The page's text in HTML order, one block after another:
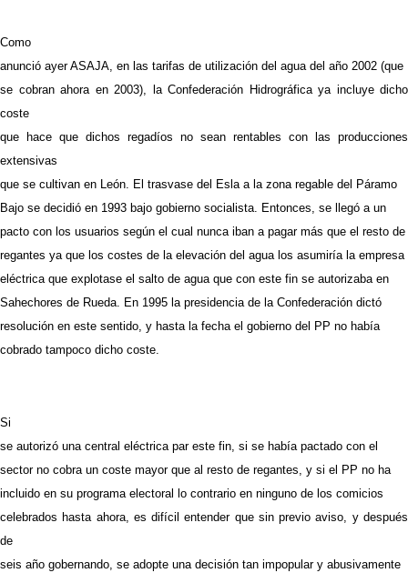
Como
anunció ayer ASAJA, en las tarifas de utilización del agua del año 2002 (que
se cobran ahora en 2003), la Confederación Hidrográfica ya incluye dicho
coste
que hace que dichos regadíos no sean rentables con las producciones
extensivas
que se cultivan en León. El trasvase del Esla a la zona regable del Páramo
Bajo se decidió en 1993 bajo gobierno socialista. Entonces, se llegó a un
pacto con los usuarios según el cual nunca iban a pagar más que el resto de
regantes ya que los costes de la elevación del agua los asumiría la empresa
eléctrica que explotase el salto de agua que con este fin se autorizaba en
Sahechores de Rueda. En 1995 la presidencia de la Confederación dictó
resolución en este sentido, y hasta la fecha el gobierno del PP no había
cobrado tampoco dicho coste.
Si
se autorizó una central eléctrica par este fin, si se había pactado con el
sector no cobra un coste mayor que al resto de regantes, y si el PP no ha
incluido en su programa electoral lo contrario en ninguno de los comicios
celebrados hasta ahora, es difícil entender que sin previo aviso, y después
de
seis año gobernando, se adopte una decisión tan impopular y abusivamente